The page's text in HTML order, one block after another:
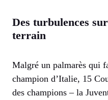
Des turbulences
terrain
Malgré un palmarès qui
champion d’Italie, 15
des champions – la